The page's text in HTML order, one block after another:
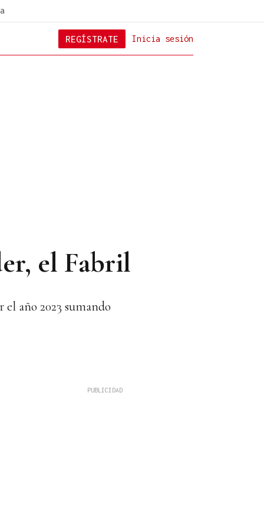
Inicia sesión
REGÍSTRATE
el Fabril
año 2023 sumando